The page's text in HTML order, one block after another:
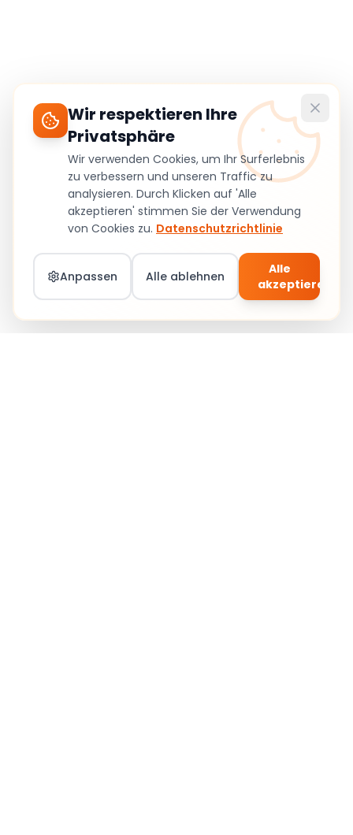
Wir respektieren Ihre
Privatsphäre
Wir verwenden Cookies, um Ihr Surferlebnis
zu verbessern und unseren Traffic zu
analysieren. Durch Klicken auf 'Alle
akzeptieren' stimmen Sie der Verwendung
von Cookies zu. Datenschutzrichtlinie
Anpassen Alle ablehnen
Alle
akzeptieren